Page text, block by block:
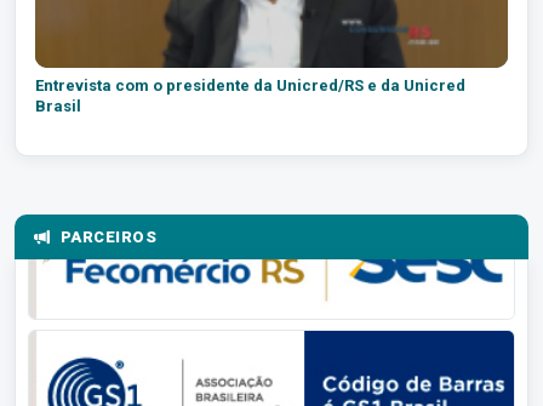
Entrevista com o presidente da Unicred/RS e da Unicred
Brasil
PARCEIROS